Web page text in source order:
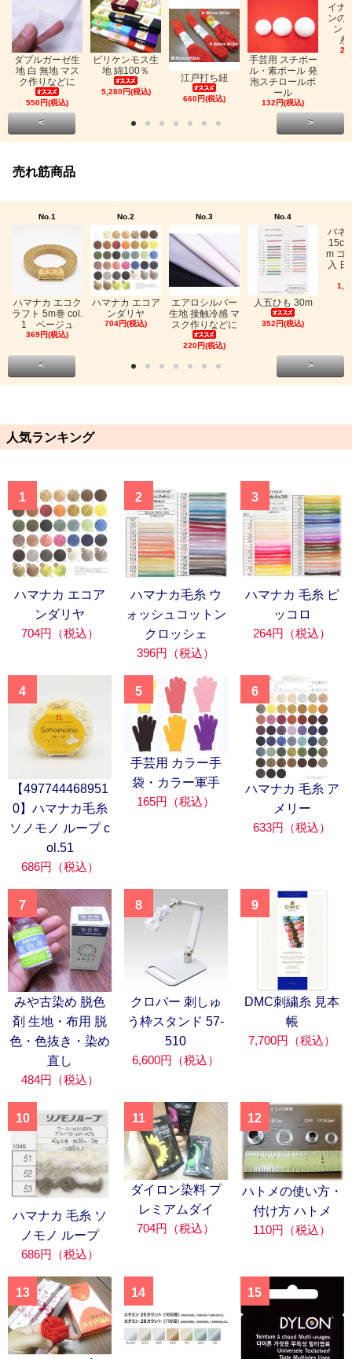
ダブルガーゼ生
地 白 無地 マス
ク作りなどに
550円(税込)
ビリケンモス生
地 綿100％
5,280円(税込)
江戸打ち紐
660円(税込)
手芸用 スチボー
ル・素ボール 発
泡スチロールボ
ール
132円(税込)
イナ
ンの
ン
糸
< >
売れ筋商品
No.1
ハマナカ エコク
ラフト 5m巻 col.
1 ベージュ
369円(税込)
No.2
ハマナカ エコア
ンダリヤ
704円(税込)
No.3
エアロシルバー
生地 接触冷感 マ
スク作りなどに
220円(税込)
No.4
人五ひも 30m
352円(税込)
バネ
m ゴ
入
< >
人気ランキング
1
ハマナカ エコア
ンダリヤ
704円（税込）
2
ハマナカ毛糸 ウ
ォッシュコットン
クロッシェ
396円（税込）
3
ハマナカ 毛糸 ピ
ッコロ
264円（税込）
4
【497744468951
0】ハマナカ毛糸
ソノモノ ループ c
ol.51
686円（税込）
5
手芸用 カラー手
袋・カラー軍手
165円（税込）
6
ハマナカ 毛糸 ア
メリー
633円（税込）
7
みや古染め 脱色
剤 生地・布用 脱
色・色抜き・染め
直し
484円（税込）
8
クロバー 刺しゅ
う枠スタンド 57-
510
6,600円（税込）
9
DMC刺繍糸 見本
帳
7,700円（税込）
10
ハマナカ 毛糸 ソ
ノモノ ループ
686円（税込）
11
ダイロン染料 プ
レミアムダイ
704円（税込）
12
ハトメの使い方・
付け方 ハトメ
110円（税込）
13 14 15